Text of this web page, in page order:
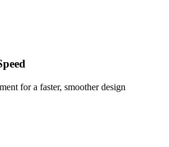
for a faster, smoother design